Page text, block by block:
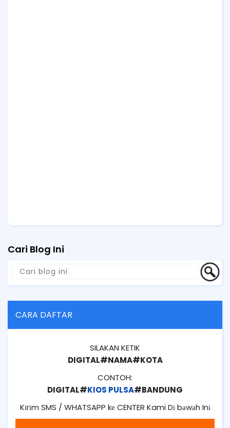
Cari Blog Ini
CARA DAFTAR
SILAKAN KETIK
DIGITAL#NAMA#KOTA
CONTOH:
DIGITAL#KIOS PULSA#BANDUNG
Kіrіm SMS / WHATSAPP kе CENTER Kami Dі bаwаh Inі